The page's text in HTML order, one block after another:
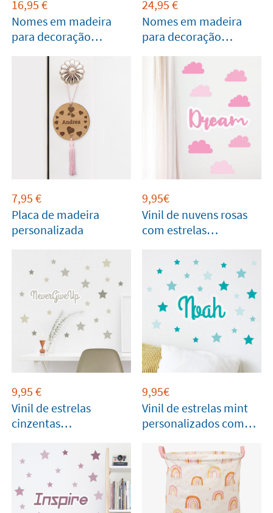
16,95 €
Nomes em madeira
para decoração
24,95 €
Nomes em madeira
para decoração
7,95 €
Placa de madeira
personalizada
9,95€
Vinil de nuvens rosas
com estrelas
9,95 €
Vinil de estrelas
cinzentas
nome
9,95€
Vinil de estrelas mint
personalizados com